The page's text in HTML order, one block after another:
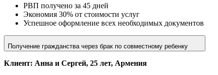
РВП получено за 45 дней
Экономия 30% от стоимости услуг
Успешное оформление всех необходимых документов
Получение гражданства через брак по совместному ребенку
Клиент: Анна и Сергей, 25 лет, Армения